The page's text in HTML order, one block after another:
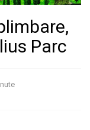
Parc